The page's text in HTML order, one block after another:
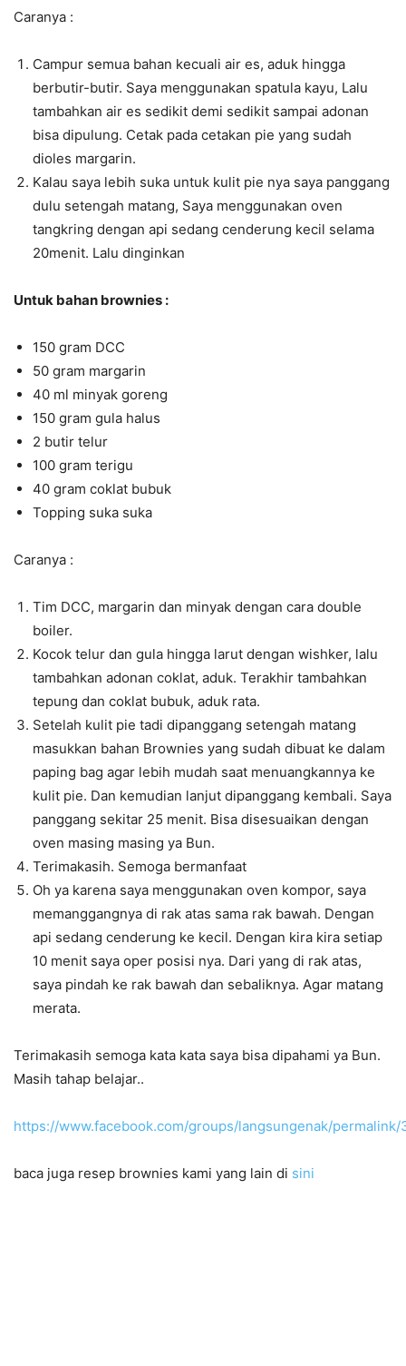
Caranya :
Campur semua bahan kecuali air es, aduk hingga
berbutir-butir. Saya menggunakan spatula kayu, Lalu
tambahkan air es sedikit demi sedikit sampai adonan
bisa dipulung. Cetak pada cetakan pie yang sudah
dioles margarin.
Kalau saya lebih suka untuk kulit pie nya saya panggang
dulu setengah matang, Saya menggunakan oven
tangkring dengan api sedang cenderung kecil selama
20menit. Lalu dinginkan
Untuk bahan brownies :
150 gram DCC
50 gram margarin
40 ml minyak goreng
150 gram gula halus
2 butir telur
100 gram terigu
40 gram coklat bubuk
Topping suka suka
Caranya :
Tim DCC, margarin dan minyak dengan cara double
boiler.
Kocok telur dan gula hingga larut dengan wishker, lalu
tambahkan adonan coklat, aduk. Terakhir tambahkan
tepung dan coklat bubuk, aduk rata.
Setelah kulit pie tadi dipanggang setengah matang
masukkan bahan Brownies yang sudah dibuat ke dalam
paping bag agar lebih mudah saat menuangkannya ke
kulit pie. Dan kemudian lanjut dipanggang kembali. Saya
panggang sekitar 25 menit. Bisa disesuaikan dengan
oven masing masing ya Bun.
Terimakasih. Semoga bermanfaat
Oh ya karena saya menggunakan oven kompor, saya
memanggangnya di rak atas sama rak bawah. Dengan
api sedang cenderung ke kecil. Dengan kira kira setiap
10 menit saya oper posisi nya. Dari yang di rak atas,
saya pindah ke rak bawah dan sebaliknya. Agar matang
merata.
Terimakasih semoga kata kata saya bisa dipahami ya Bun.
Masih tahap belajar..
https://www.facebook.com/groups/langsungenak/permalink/
baca juga resep brownies kami yang lain di sini